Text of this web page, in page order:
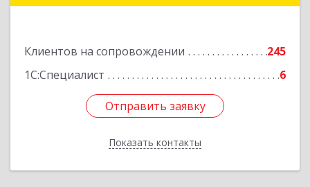
Клиентов на сопровождении
245
1С:Специалист
6
Отправить заявку
Показать контакты
Отправить заявку
Назад